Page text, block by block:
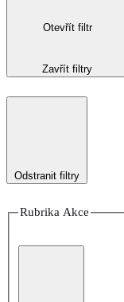
Otevřít filtr
Zavřít filtry
Odstranit filtry
Rubrika Akce